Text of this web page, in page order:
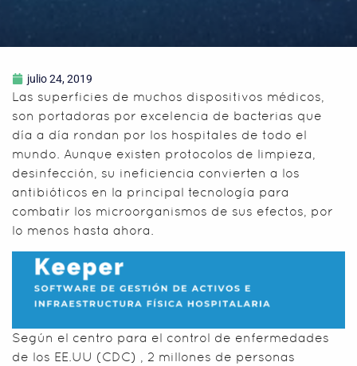
julio 24, 2019
Las superficies de muchos dispositivos médicos,
son portadoras por excelencia de bacterias que
día a día rondan por los hospitales de todo el
mundo. Aunque existen protocolos de limpieza,
desinfección, su ineficiencia convierten a los
antibióticos en la principal tecnología para
combatir los microorganismos de sus efectos, por
lo menos hasta ahora.
Según el centro para el control de enfermedades
de los EE.UU (CDC) , 2 millones de personas